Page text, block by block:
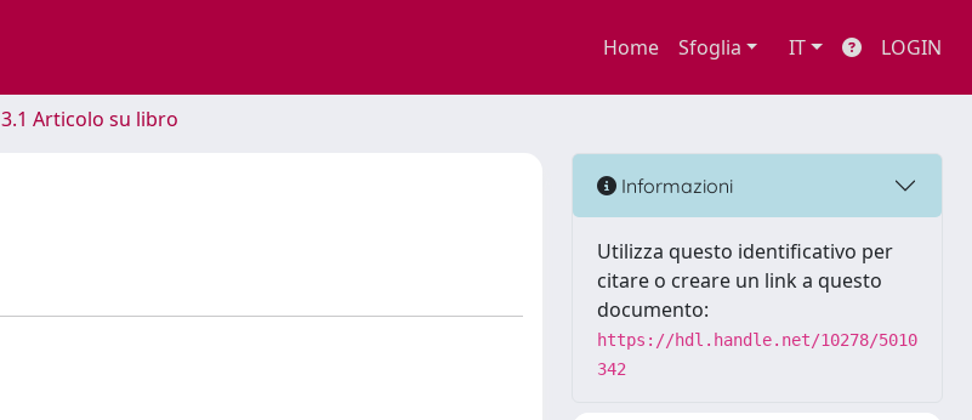
Home Sfoglia IT LOGIN
3.1 Articolo su libro
Informazioni
Utilizza questo identificativo per
citare o creare un link a questo
documento:
https://hdl.handle.net/10278/5010
342